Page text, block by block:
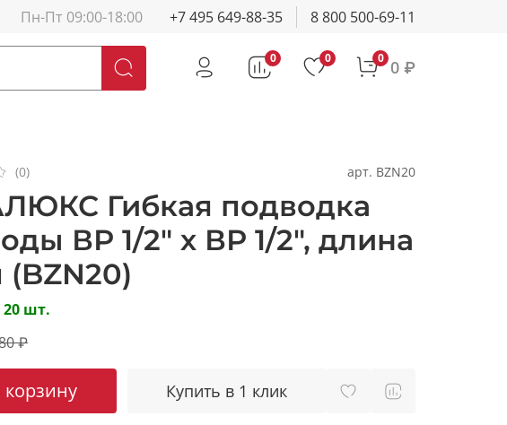
Пн-Пт 09:00-18:00 +7 495 649-88-35 8 800 500-69-11
0 0 0 0 ₽
(0) арт. BZN20
Гибкая подводка
ВР 1/2" х ВР 1/2", длина
20 шт.
₽
корзину Купить в 1 клик